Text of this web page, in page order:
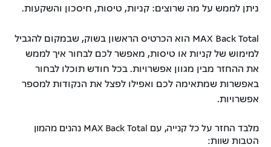
ניתן לממש על מה שרוצים: קניות, טיסות, חיסכון והשקעות.
MAX Back Total הוא הכרטיס הראשון בשוק, שבמקום להגביל
למימוש של קניות או טיסות, מאפשר לכם לבחור איך לממש
את ההחזר מבין מגוון אפשרויות. בכל חודש תוכלו לבחור
באפשרות שמתאימה לכם ואפילו לפצל את הנקודות למספר
אפשרויות.
מלבד החזר על כל קנייה, עם MAX Back Total נהנים מהמון
הטבות שוות: